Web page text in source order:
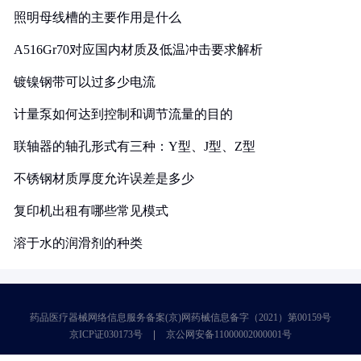
照明母线槽的主要作用是什么
A516Gr70对应国内材质及低温冲击要求解析
镀镍钢带可以过多少电流
计量泵如何达到控制和调节流量的目的
联轴器的轴孔形式有三种：Y型、J型、Z型
不锈钢材质厚度允许误差是多少
复印机出租有哪些常见模式
溶于水的润滑剂的种类
药品医疗器械网络信息服务备案(京)网药械信息备字（2021）第00159号
京ICP证030173号
京公网安备11000002000001号